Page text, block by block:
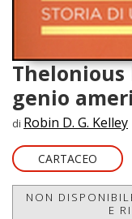
genio
di Robin D. G. Kelley
CARTACEO
NON
E